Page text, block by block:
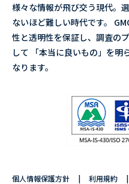
様々な情報が飛び交う現代。
ないほど難しい時代です。
性と透明性を保証し、調査の
して 「本当に良いもの」を明
なります。
個人情報保護方針 利用規約